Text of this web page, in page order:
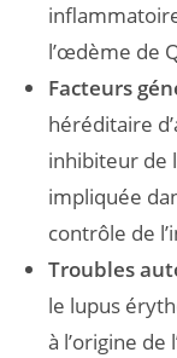
l’œdème de
Facteurs
héréditaire
inhibiteur de
impliquée
contrôle de
Troubles
le lupus
à l’origine